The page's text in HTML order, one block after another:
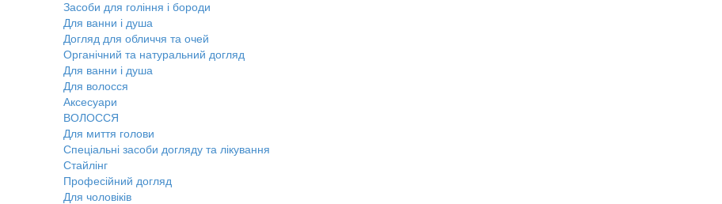
Засоби для гоління і бороди
Для ванни і душа
Догляд для обличчя та очей
Органічний та натуральний догляд
Для ванни і душа
Для волосся
Аксесуари
ВОЛОССЯ
Для миття голови
Спеціальні засоби догляду та лікування
Стайлінг
Професійний догляд
Для чоловіків